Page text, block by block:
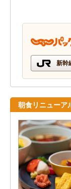
新幹
朝食リニューア